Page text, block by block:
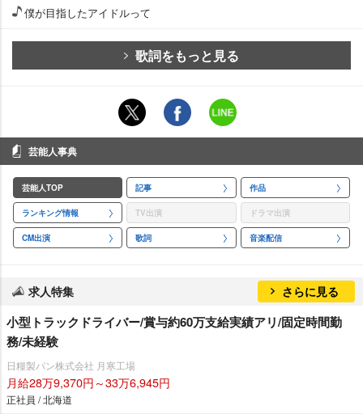
僕が目指したアイドルって
歌詞をもっと見る
芸能人事典
芸能人TOP 記事 作品
ランキング情報 TV出演 ドラマ出演
CM出演 歌詞 音楽配信
求人特集 さらに見る
小型トラックドライバー/賞与約60万支給実績アリ/固定時間勤
務/未経験
日糧製パン株式会社 月寒工場
月給28万9,370円～33万6,945円
正社員 / 北海道